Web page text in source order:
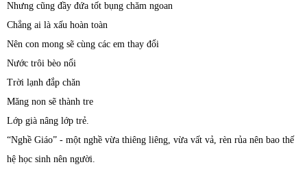
Nhưng cũng đầy đứa tốt bụng chăm ngoan
Chẳng ai là xấu hoàn toàn
Nên con mong sẽ cùng các em thay đổi
Nước trôi bèo nổi
Trời lạnh đắp chăn
Măng non sẽ thành tre
Lớp già nâng lớp trẻ.
“Nghề Giáo” - một nghề vừa thiêng liêng, vừa vất vả, rèn rủa nên bao thế
hệ học sinh nên người.